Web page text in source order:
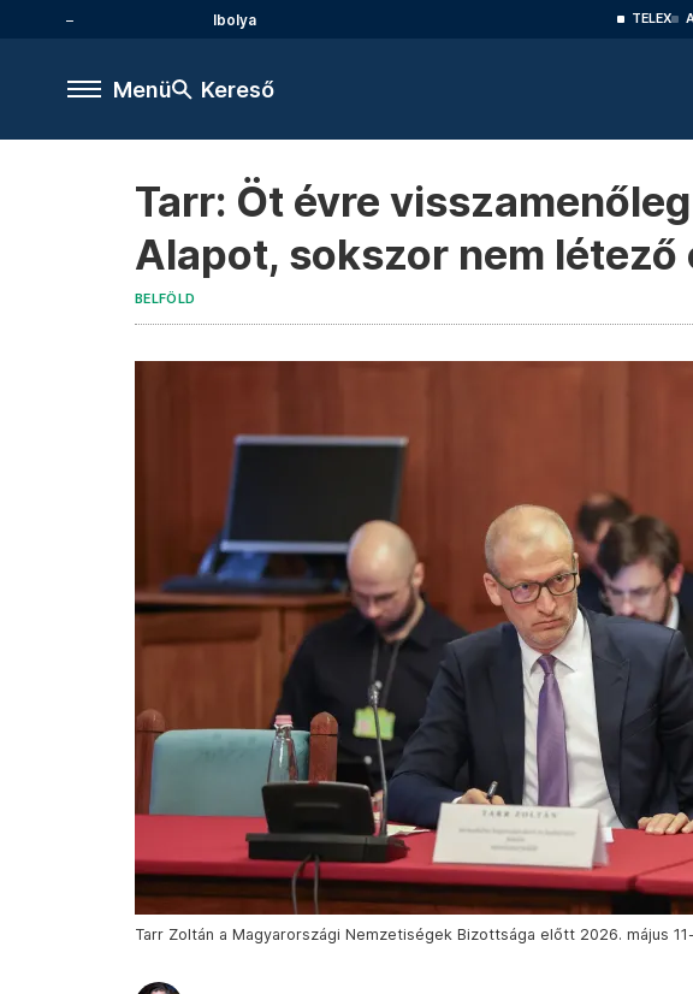
Ibolya TELEX
Menü Kereső
Tarr: Öt évre
Alapot, sokszor nem
BELFÖLD
Tarr Zoltán a Magyarországi Nemzetiségek Bizottsága előtt 2026. május